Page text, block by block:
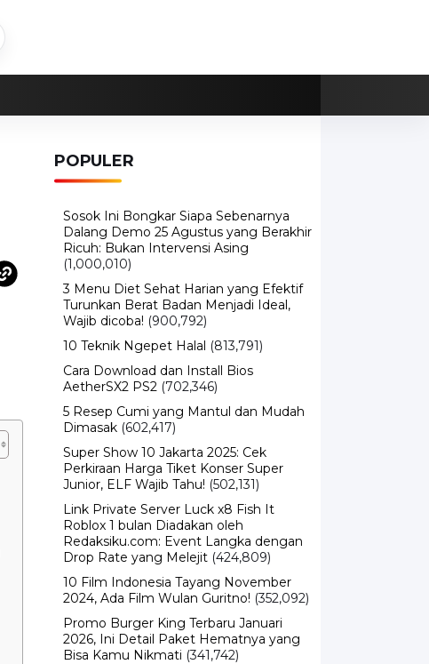
POPULER
Sosok Ini Bongkar Siapa Sebenarnya
Dalang Demo 25 Agustus yang Berakhir
Ricuh: Bukan Intervensi Asing
(1,000,010)
3 Menu Diet Sehat Harian yang Efektif
Turunkan Berat Badan Menjadi Ideal,
Wajib dicoba! (900,792)
10 Teknik Ngepet Halal (813,791)
Cara Download dan Install Bios
AetherSX2 PS2 (702,346)
5 Resep Cumi yang Mantul dan Mudah
Dimasak (602,417)
Super Show 10 Jakarta 2025: Cek
Perkiraan Harga Tiket Konser Super
Junior, ELF Wajib Tahu! (502,131)
Link Private Server Luck x8 Fish It
Roblox 1 bulan Diadakan oleh
Redaksiku.com: Event Langka dengan
Drop Rate yang Melejit (424,809)
10 Film Indonesia Tayang November
2024, Ada Film Wulan Guritno! (352,092)
Promo Burger King Terbaru Januari
2026, Ini Detail Paket Hematnya yang
Bisa Kamu Nikmati (341,742)